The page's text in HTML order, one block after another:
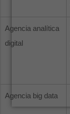
Agencia analítica
digital
Agencia big data